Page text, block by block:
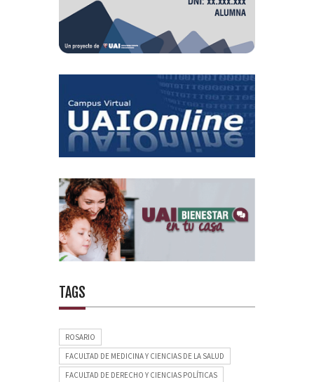
TAGS
ROSARIO
FACULTAD DE MEDICINA Y CIENCIAS DE LA SALUD
FACULTAD DE DERECHO Y CIENCIAS POLÍTICAS